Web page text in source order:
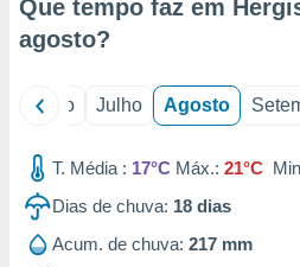
e
de
Que tempo faz em
agosto?
Junho Julho Agosto
T. Média : 17°C Máx.: 21°C
Dias de chuva: 18 dias
Acum. de chuva: 217 mm